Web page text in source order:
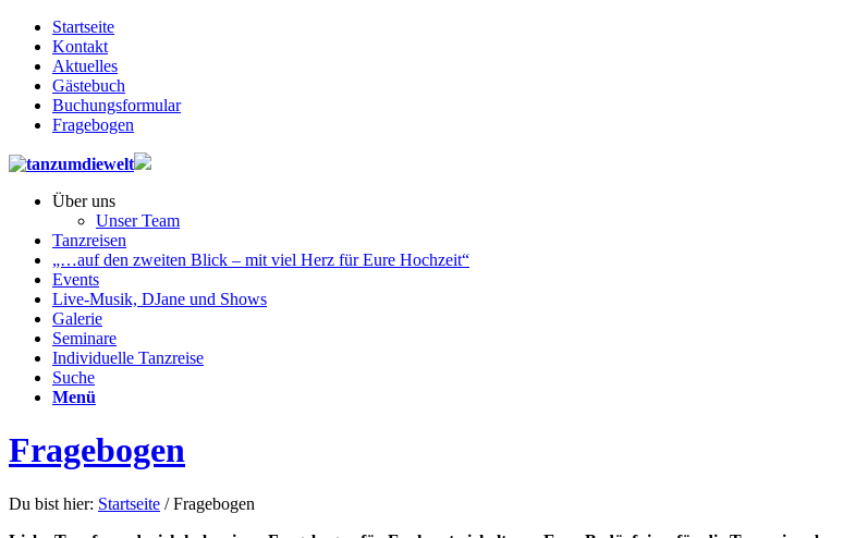
Startseite
Kontakt
Aktuelles
Gästebuch
Buchungsformular
Fragebogen
Über uns
Unser Team
Tanzreisen
„…auf den zweiten Blick – mit viel Herz für Eure Hochzeit“
Events
Live-Musik, DJane und Shows
Galerie
Seminare
Individuelle Tanzreise
Suche
Menü
Fragebogen
Du bist hier: Startseite / Fragebogen